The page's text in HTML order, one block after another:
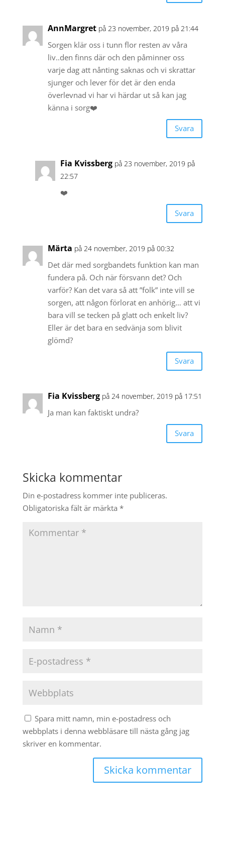
AnnMargret på 23 november, 2019 på 21:44
Sorgen klär oss i tunn flor resten av våra
liv..den finns där och den påminner oss
varje dag att nånting saknas och vi skrattar
sjunger och lever för det är den enda
överlevnad vi har vi härdar ut så kan jag
känna i sorg❤️
Svara
Fia Kvissberg på 23 november, 2019 på
22:57
❤️
Svara
Märta på 24 november, 2019 på 00:32
Det där med sorgbandets funktion kan man
fundera på. Och när försvann det? Och
varför? Kan det vara så att ”folk” inte vill se
sorgen, att någon förlorat en anhörig… att vi
bara vill se tecken på glatt och enkelt liv?
Eller är det bara en sedvänja som blivit
glömd?
Svara
Fia Kvissberg på 24 november, 2019 på 17:51
Ja man kan faktiskt undra?
Svara
Skicka kommentar
Din e-postadress kommer inte publiceras.
Obligatoriska fält är märkta *
Spara mitt namn, min e-postadress och
webbplats i denna webbläsare till nästa gång jag
skriver en kommentar.